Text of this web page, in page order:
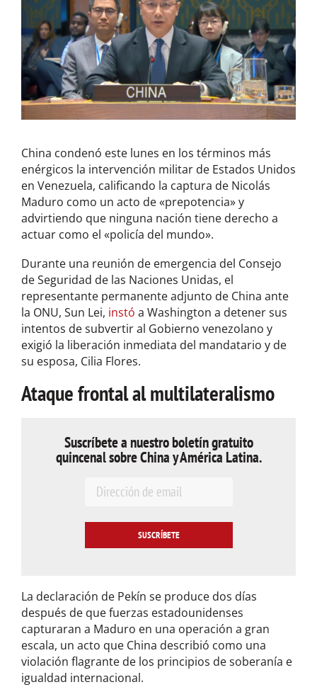
China condenó este lunes en los términos más
enérgicos la intervención militar de Estados Unidos
en Venezuela, calificando la captura de Nicolás
Maduro como un acto de «prepotencia» y
advirtiendo que ninguna nación tiene derecho a
actuar como el «policía del mundo».
Durante una reunión de emergencia del Consejo
de Seguridad de las Naciones Unidas, el
representante permanente adjunto de China ante
la ONU, Sun Lei, instó a Washington a detener sus
intentos de subvertir al Gobierno venezolano y
exigió la liberación inmediata del mandatario y de
su esposa, Cilia Flores.
Ataque frontal al multilateralismo
Suscríbete a nuestro boletín gratuito
quincenal sobre China y América Latina.
La declaración de Pekín se produce dos días
después de que fuerzas estadounidenses
capturaran a Maduro en una operación a gran
escala, un acto que China describió como una
violación flagrante de los principios de soberanía e
igualdad internacional.